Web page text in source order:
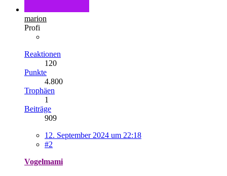
marion
Profi
Reaktionen
120
Punkte
4.800
Trophäen
1
Beiträge
909
12. September 2024 um 22:18
#2
Vogelmami